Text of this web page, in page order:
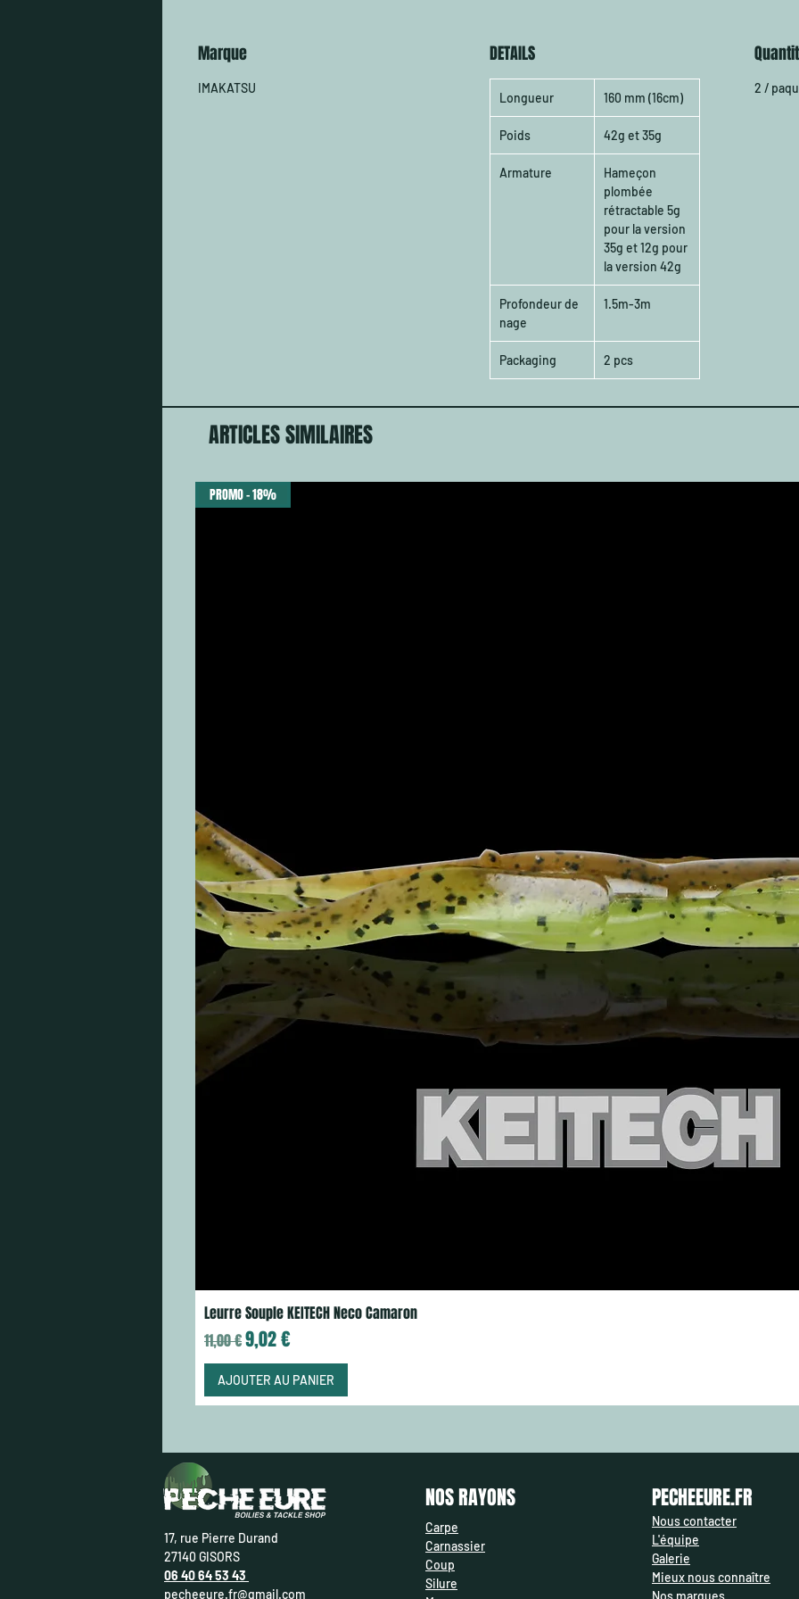
Marque
IMAKATSU
DETAILS
Longueur 160 mm (16cm)
Poids 42g et 35g
Armature
Hameçon
plombée
rétractable 5g
pour la version
35g et 12g pour
la version 42g
Profondeur de
nage
1.5m-3m
Packaging 2 pcs
2 /
ARTICLES SIMILAIRES
PROMO - 18%
Leurre Souple KEITECH Neco Camaron
Prix original
11,00 €Prix promotionnel
9,02 €
AJOUTER AU PANIER
17, rue Pierre Durand
27140 GISORS
06 40 64 53 43
pecheeure.fr@gmail.com
NOS RAYONS
Carpe
Carnassier
Coup
Silure
PECHEEURE.FR
Nous contacter
L'équipe
Galerie
Mieux nous connaître